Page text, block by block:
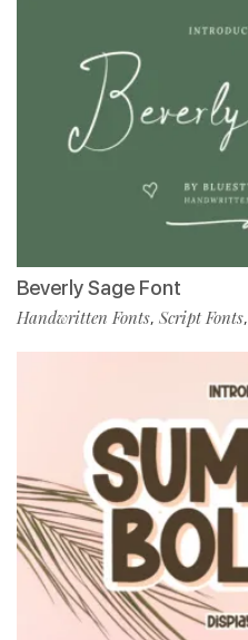
Beverly Sage Font
Handwritten Fonts, Script Fonts,